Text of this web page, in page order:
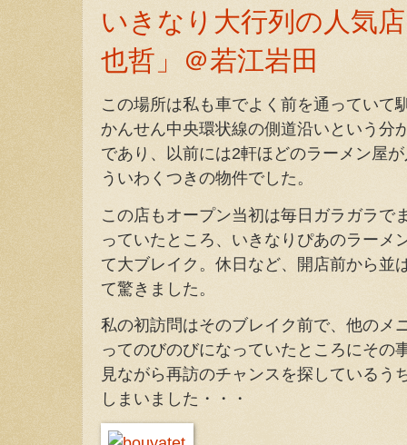
いきなり大行列の人気
也哲」＠若江岩田
この場所は私も車でよく前を通っていて
かんせん中央環状線の側道沿いという分
であり、以前には2軒ほどのラーメン屋
ういわくつきの物件でした。
この店もオープン当初は毎日ガラガラで
っていたところ、いきなりぴあのラーメ
て大ブレイク。休日など、開店前から並
て驚きました。
私の初訪問はそのブレイク前で、他のメ
ってのびのびになっていたところにその
見ながら再訪のチャンスを探しているう
しまいました・・・